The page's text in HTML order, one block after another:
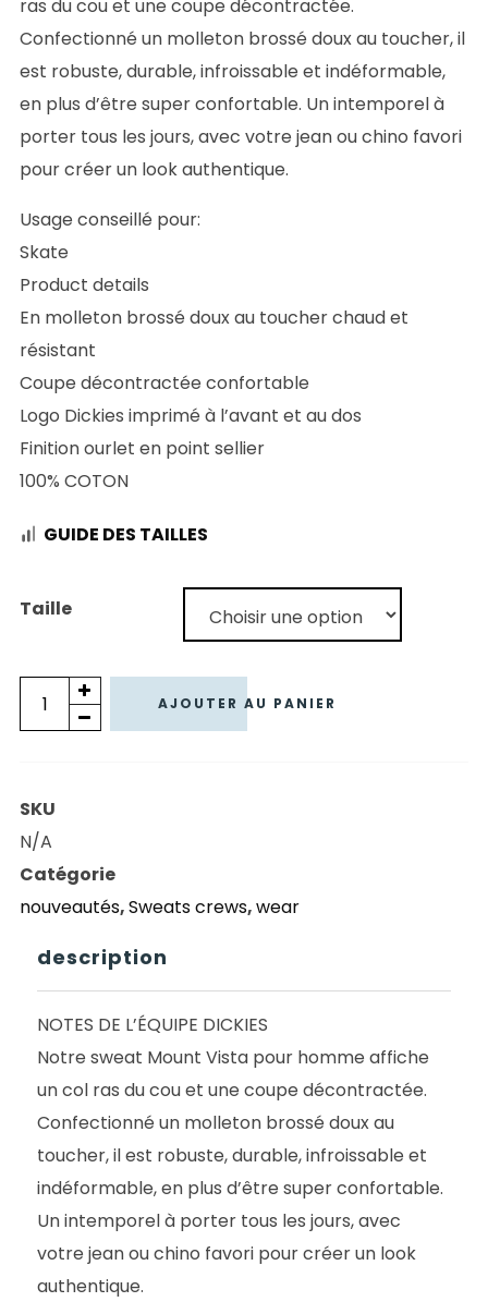
69,00 €. 48,30 €.
ras du cou et une coupe décontractée.
Confectionné un molleton brossé doux au toucher, il
est robuste, durable, infroissable et indéformable,
en plus d’être super confortable. Un intemporel à
porter tous les jours, avec votre jean ou chino favori
pour créer un look authentique.
Usage conseillé pour:
Skate
Product details
En molleton brossé doux au toucher chaud et
résistant
Coupe décontractée confortable
Logo Dickies imprimé à l’avant et au dos
Finition ourlet en point sellier
100% COTON
GUIDE DES TAILLES
Taille
quantité
de
SHIRT
MOUNT
VISTA
GREY
AJOUTER AU PANIER
SKU
N/A
Catégorie
nouveautés,Sweats crews,wear
description
NOTES DE L’ÉQUIPE DICKIES
Notre sweat Mount Vista pour homme affiche
un col ras du cou et une coupe décontractée.
Confectionné un molleton brossé doux au
toucher, il est robuste, durable, infroissable et
indéformable, en plus d’être super confortable.
Un intemporel à porter tous les jours, avec
votre jean ou chino favori pour créer un look
authentique.